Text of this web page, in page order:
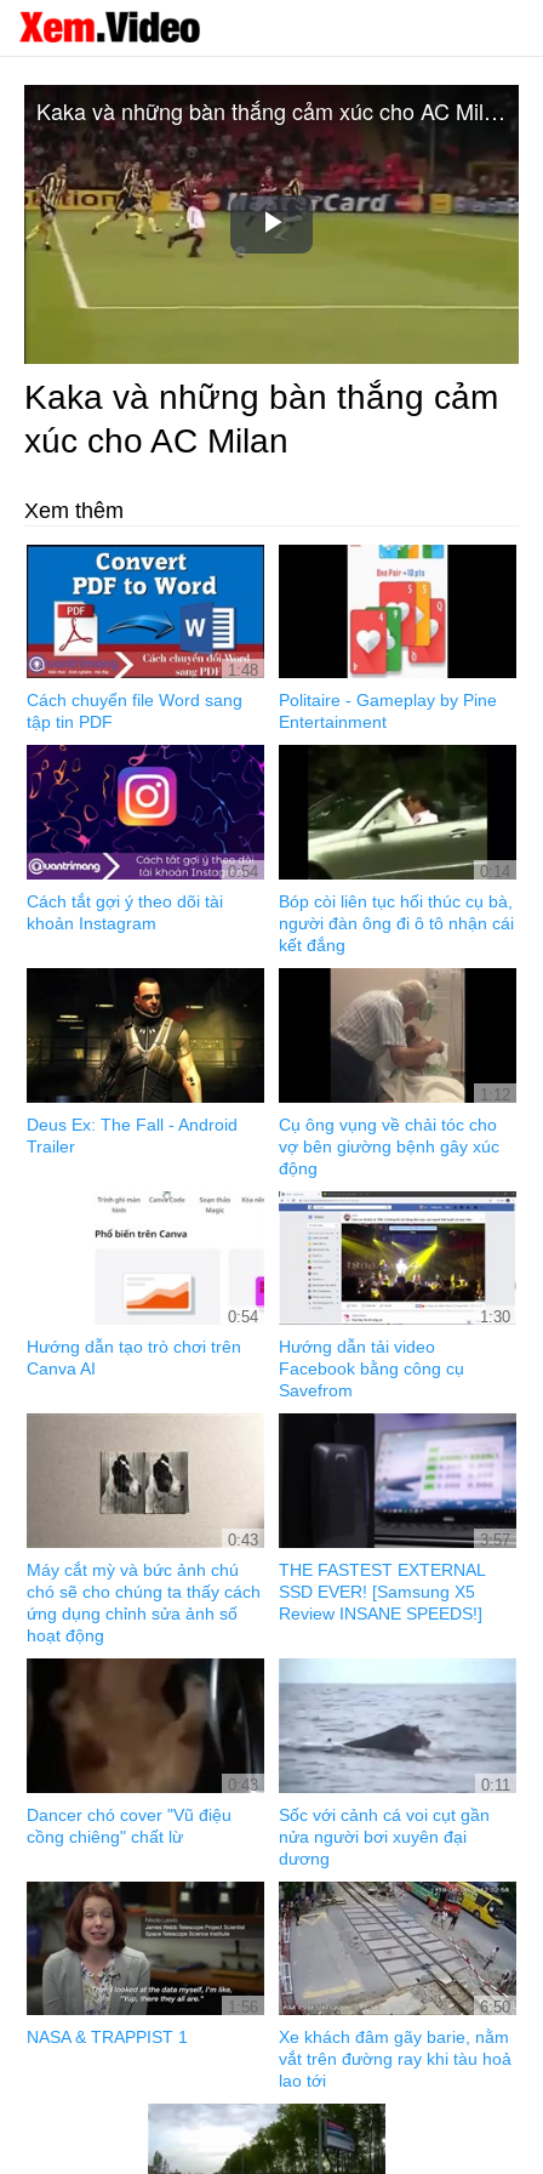
Play
Video
Kaka và những bàn thắng cảm xúc cho AC Milan
Kaka và những bàn thắng cảm
xúc cho AC Milan
Xem thêm
1:48
Cách chuyển file Word sang
tập tin PDF
Politaire - Gameplay by Pine
Entertainment
0:54
Cách tắt gợi ý theo dõi tài
khoản Instagram
0:14
Bóp còi liên tục hối thúc cụ bà,
người đàn ông đi ô tô nhận cái
kết đắng
Deus Ex: The Fall - Android
Trailer
1:12
Cụ ông vụng về chải tóc cho
vợ bên giường bệnh gây xúc
động
0:54
Hướng dẫn tạo trò chơi trên
Canva AI
1:30
Hướng dẫn tải video
Facebook bằng công cụ
Savefrom
0:43
Máy cắt mỳ và bức ảnh chú
chó sẽ cho chúng ta thấy cách
ứng dụng chỉnh sửa ảnh số
hoạt động
3:57
THE FASTEST EXTERNAL
SSD EVER! [Samsung X5
Review INSANE SPEEDS!]
0:43
Dancer chó cover "Vũ điệu
cồng chiêng" chất lừ
0:11
Sốc với cảnh cá voi cụt gần
nửa người bơi xuyên đại
dương
1:56
NASA & TRAPPIST 1
6:50
Xe khách đâm gãy barie, nằm
vắt trên đường ray khi tàu hoả
lao tới